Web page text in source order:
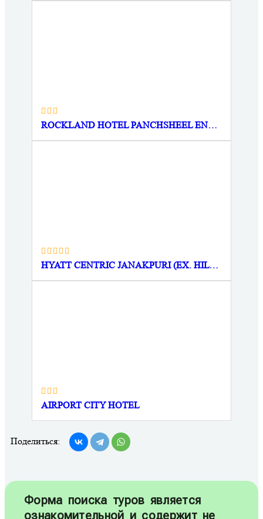
ROCKLAND HOTEL PANCHSHEEL ENCLAVE
HYATT CENTRIC JANAKPURI (EX. HILTON NEW DELHI JANAKPURI)
AIRPORT CITY HOTEL
Поделиться:
Форма поиска туров является
ознакомительной и содержит не